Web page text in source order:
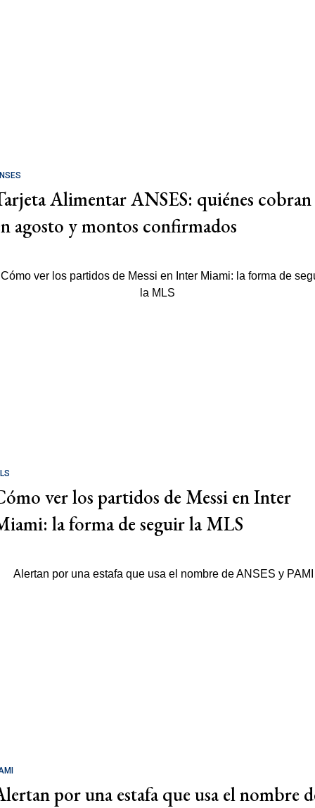
Alimentar ANSES: quiénes cobran
agosto y montos confirmados
ver los partidos de Messi en Inter
la forma de seguir la MLS
por una estafa que usa el nombre